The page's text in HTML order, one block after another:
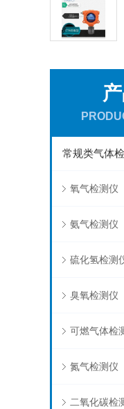
常规类气体
氧气检测仪
氨气检测仪
硫化氢检测
臭氧检测仪
可燃气体检
氮气检测仪
二氧化碳检